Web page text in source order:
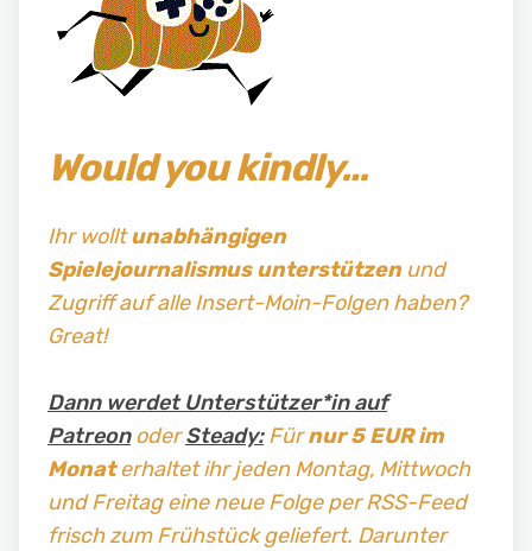
Would you kindly…
Ihr wolltunabhängigen
Spielejournalismus unterstützenund
Zugriff auf alle Insert-Moin-Folgen haben?
Great!
Dann werdet Unterstützer*in auf
PatreonoderSteady:Fürnur 5 EUR im
Monaterhaltet ihr jeden Montag, Mittwoch
und Freitag eine neue Folge per RSS-Feed
frisch zum Frühstück geliefert. Darunter